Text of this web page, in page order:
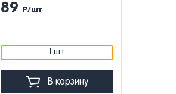
89 Р/шт
1 шт
В корзину